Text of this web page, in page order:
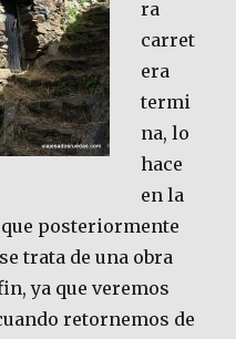
ra
carret
era
termi
na, lo
hace
en la
posteriormente
trata de una obra
ya que veremos
retornemos de